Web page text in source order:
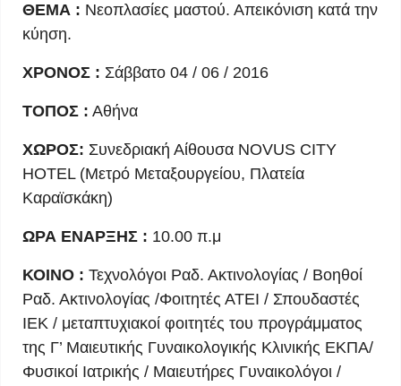
ΘΕΜΑ : Νεοπλασίες μαστού. Απεικόνιση κατά την
κύηση.
ΧΡΟΝΟΣ : Σάββατο 04 / 06 / 2016
ΤΟΠΟΣ : Αθήνα
ΧΩΡΟΣ: Συνεδριακή Αίθουσα NOVUS CITY
HOTEL (Μετρό Μεταξουργείου, Πλατεία
Καραϊσκάκη)
ΩΡΑ ΕΝΑΡΞΗΣ : 10.00 π.μ
ΚΟΙΝΟ : Τεχνολόγοι Ραδ. Ακτινολογίας / Βοηθοί
Ραδ. Ακτινολογίας /Φοιτητές ΑΤΕΙ / Σπουδαστές
ΙΕΚ / μεταπτυχιακοί φοιτητές του προγράμματος
της Γ’ Μαιευτικής Γυναικολογικής Κλινικής ΕΚΠΑ/
Φυσικοί Ιατρικής / Μαιευτήρες Γυναικολόγοι /